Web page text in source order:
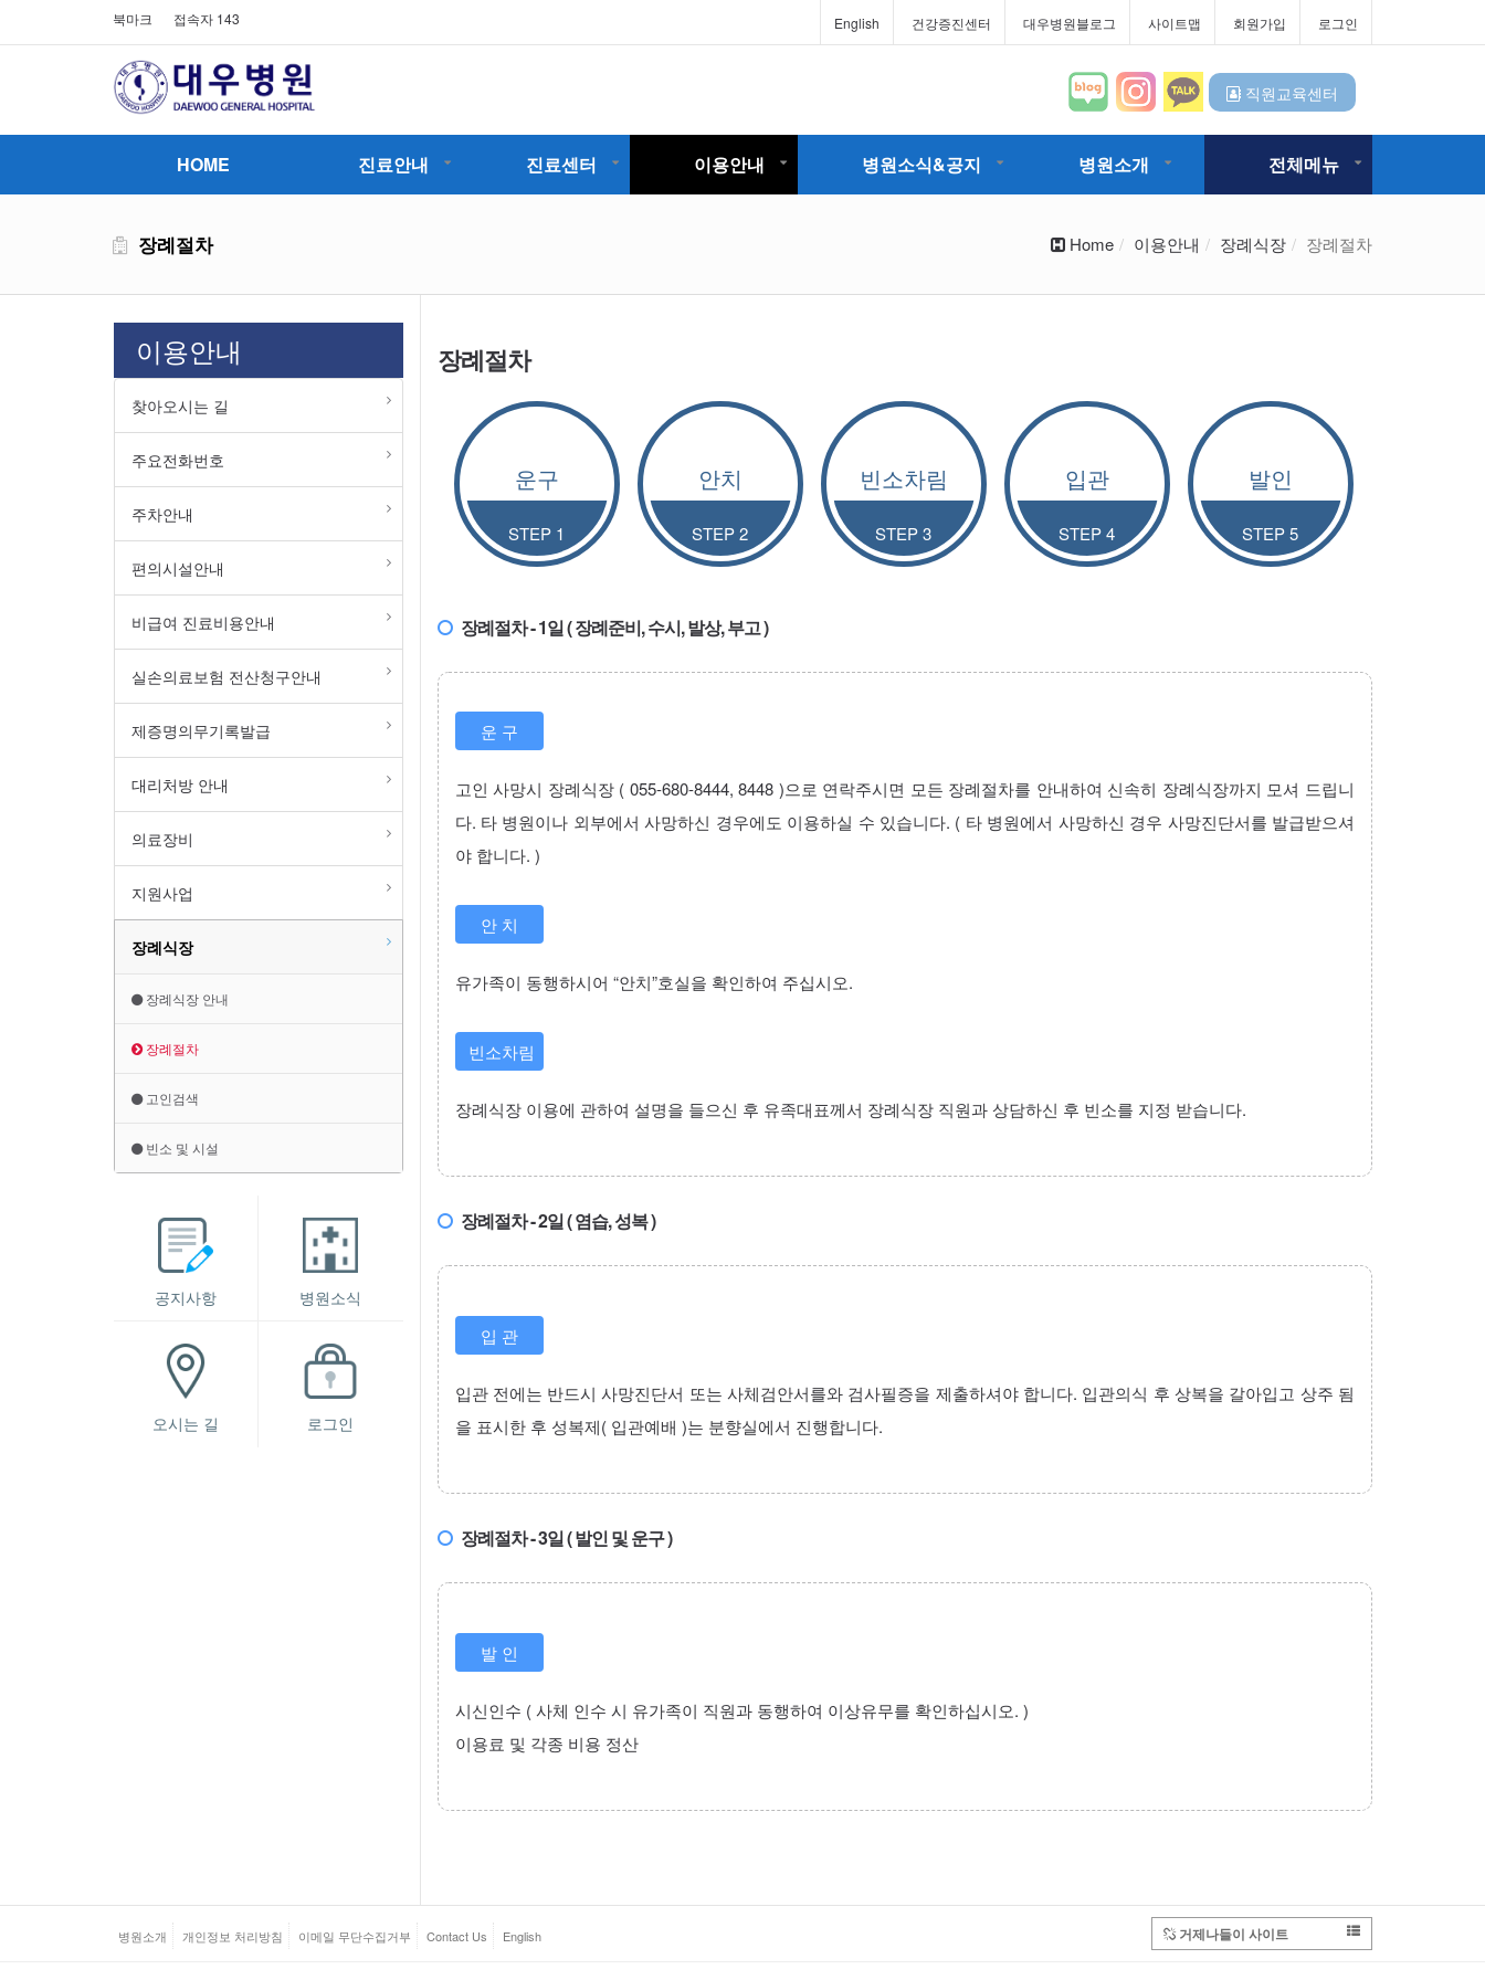
북마크 접속자 143 English 건강증진센터 대우병원블로그 사이트맵 회원가입 로그인
직원교육센터
HOME 진료안내 진료센터 이용안내 병원소식&공지 병원소개 전체메뉴
장례절차 Home 이용안내 장례식장 장례절차
장례절차
운구
STEP 1
안치
STEP 2
빈소차림
STEP 3
입관
STEP 4
발인
STEP 5
장례절차 - 1일 ( 장례준비, 수시, 발상, 부고 )
운 구
고인 사망시 장례식장 ( 055-680-8444, 8448 )으로 연락주시면 모든 장례절차를 안내하여 신속히 장례식장까지 모셔 드립니
다. 타 병원이나 외부에서 사망하신 경우에도 이용하실 수 있습니다. ( 타 병원에서 사망하신 경우 사망진단서를 발급받으셔
야 합니다. )
안 치
유가족이 동행하시어 “안치”호실을 확인하여 주십시오.
빈소차림
장례식장 이용에 관하여 설명을 들으신 후 유족대표께서 장례식장 직원과 상담하신 후 빈소를 지정 받습니다.
장례절차 - 2일 ( 염습, 성복 )
입 관
입관 전에는 반드시 사망진단서 또는 사체검안서를와 검사필증을 제출하셔야 합니다. 입관의식 후 상복을 갈아입고 상주 됨
을 표시한 후 성복제( 입관예배 )는 분향실에서 진행합니다.
장례절차 - 3일 ( 발인 및 운구 )
발 인
시신인수 ( 사체 인수 시 유가족이 직원과 동행하여 이상유무를 확인하십시오. )
이용료 및 각종 비용 정산
이용안내
찾아오시는 길
주요전화번호
주차안내
편의시설안내
비급여 진료비용안내
실손의료보험 전산청구안내
제증명의무기록발급
대리처방 안내
의료장비
지원사업
장례식장
장례식장 안내
장례절차
고인검색
빈소 및 시설
공지사항 병원소식
오시는 길 로그인
병원소개 개인정보 처리방침 이메일 무단수집거부 Contact Us English 거제나들이 사이트